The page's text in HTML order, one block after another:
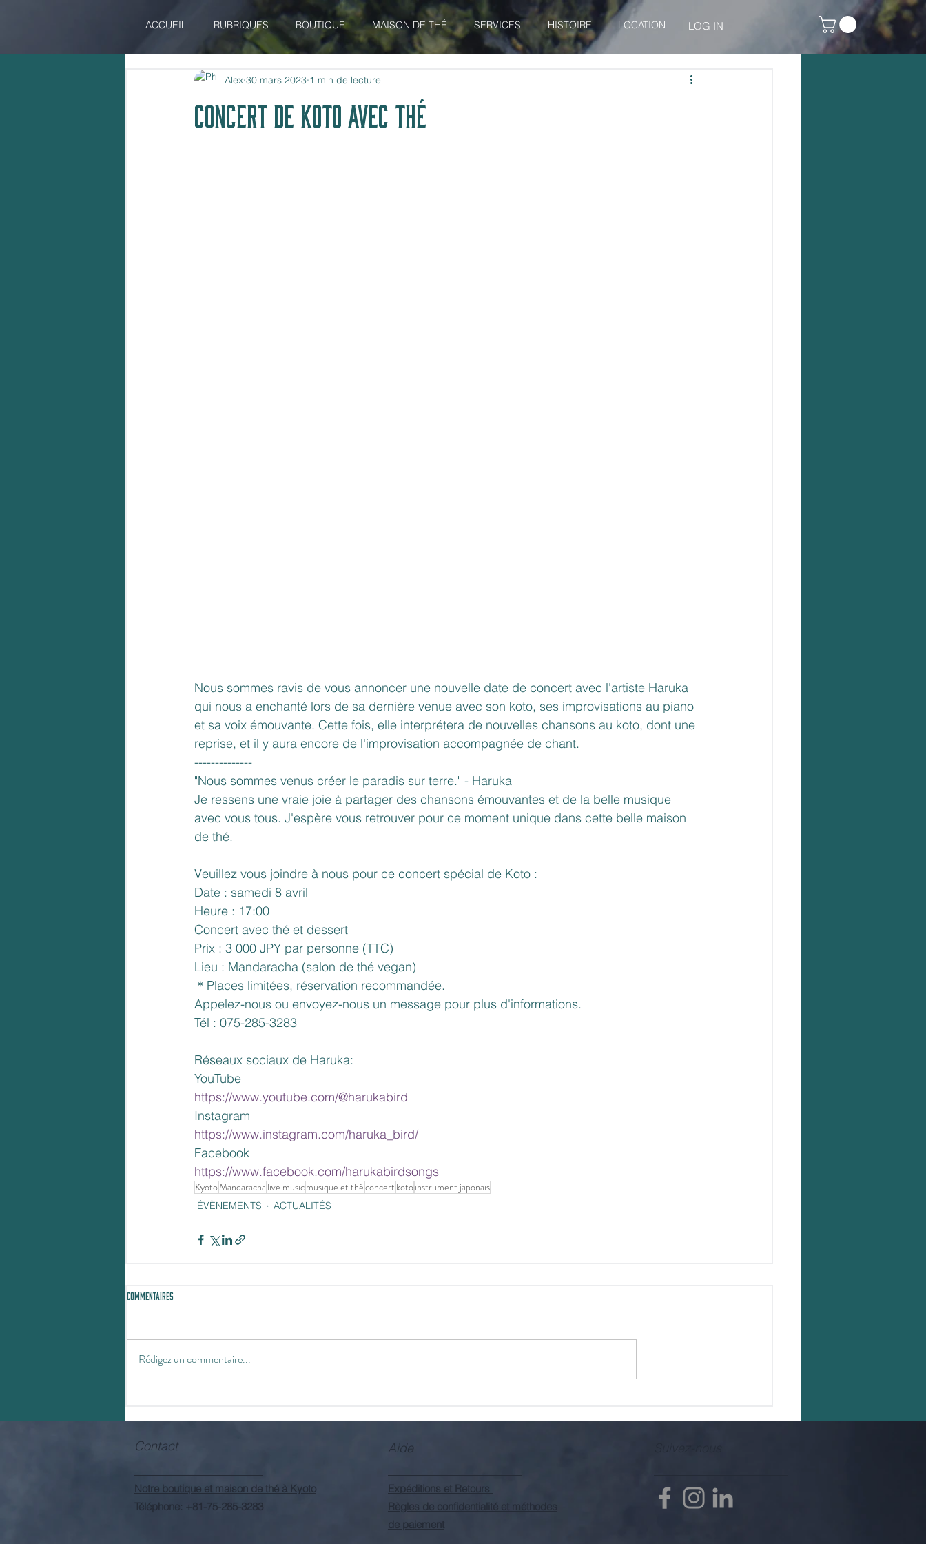
ACCUEIL RUBRIQUES BOUTIQUE MAISON DE THÉ SERVICES HISTOIRE LOCATION LOG IN
CONCERT DE KOTO AVEC THÉ
Alex 30 mars 2023 1 min de lecture
Nous sommes ravis de vous annoncer une nouvelle date de concert avec l'artiste Haruka
qui nous a enchanté lors de sa dernière venue avec son koto, ses improvisations au piano
et sa voix émouvante. Cette fois, elle interprétera de nouvelles chansons au koto, dont une
reprise, et il y aura encore de l'improvisation accompagnée de chant.
--------------
"Nous sommes venus créer le paradis sur terre." - Haruka
Je ressens une vraie joie à partager des chansons émouvantes et de la belle musique
avec vous tous. J'espère vous retrouver pour ce moment unique dans cette belle maison
de thé.
Veuillez vous joindre à nous pour ce concert spécial de Koto :
Date : samedi 8 avril
Heure : 17:00
Concert avec thé et dessert
Prix : 3 000 JPY par personne (TTC)
Lieu : Mandaracha (salon de thé vegan)
＊Places limitées, réservation recommandée.
Appelez-nous ou envoyez-nous un message pour plus d'informations.
Tél : 075-285-3283
Réseaux sociaux de Haruka:
YouTube
https://www.youtube.com/@harukabird
Instagram
https://www.instagram.com/haruka_bird/
Facebook
https://www.facebook.com/harukabirdsongs
KyotoMandaracha live musicmusique et théconcert kotoinstrument japonais
ÉVÈNEMENTS ACTUALITÉS
Commentaires
Rédigez un commentaire...
Contact
Notre boutique et maison de thé à Kyoto
Téléphone: +81-75-285-3283
Aide
Expéditions et Retours
Règles de confidentialité et méthodes
de paiement